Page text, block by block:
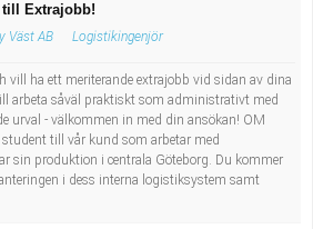
Extrajobb!
Väst AB Logistikingenjör
vill ha ett meriterande extrajobb vid sidan av dina
arbeta såväl praktiskt som administrativt med
urval - välkommen in med din ansökan! OM
till vår kund som arbetar med
sin produktion i centrala Göteborg. Du kommer
i dess interna logistiksystem samt